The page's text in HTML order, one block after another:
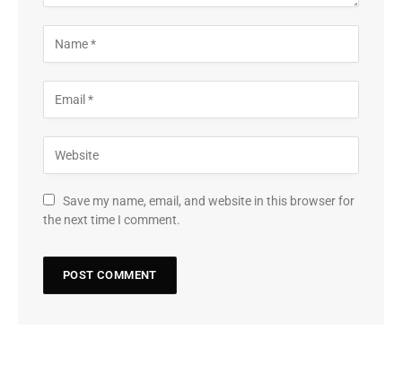
Save my name, email, and website in this browser for
the next time I comment.